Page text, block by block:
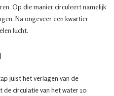
Op die manier circuleert namelijk
Na ongeveer een kwartier
lucht.
juist het verlagen van de
circulatie van het water 10